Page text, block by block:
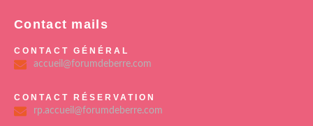
Contact mails
CONTACT GÉNÉRAL
accueil@forumdeberre.com
CONTACT RÉSERVATION
rp.accueil@forumdeberre.com